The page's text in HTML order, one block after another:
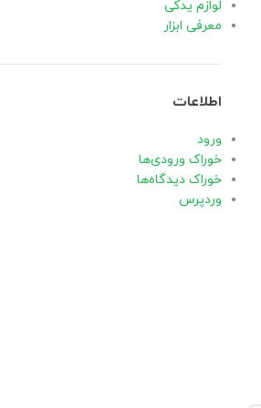
لوازم یدکی
معرفی ابزار
اطلاعات
ورود
خوراک ورودی‌ها
خوراک دیدگاه‌ها
وردپرس